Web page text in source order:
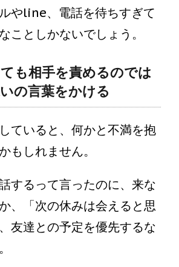
やline、電話を待ちすぎて
ことしかないでしょう。
も相手を責めるのでは
の言葉をかける
ていると、何かと不満を抱
もしれません。
するって言ったのに、来な
、「次の休みは会えると思
友達との予定を優先するな